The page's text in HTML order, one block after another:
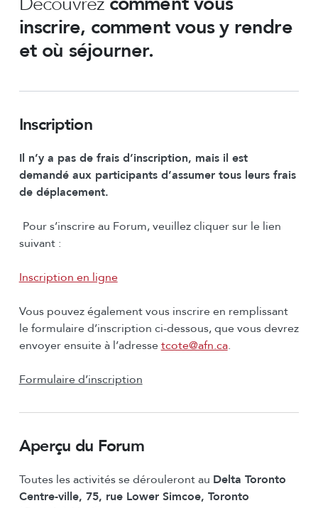
inscrire, comment vous y rendre
et où séjourner.
Inscription
Il n’y a pas de frais d’inscription, mais il est
demandé aux participants d’assumer tous leurs frais
de déplacement.
Pour s’inscrire au Forum, veuillez cliquer sur le lien
suivant :
Inscription en ligne
Vous pouvez également vous inscrire en remplissant
le formulaire d’inscription ci-dessous, que vous devrez
envoyer ensuite à l’adressetcote@afn.ca.
Formulaire d’inscription
Aperçu du Forum
Toutes les activités se dérouleront au Delta Toronto
Centre-ville, 75, rue Lower Simcoe, Toronto